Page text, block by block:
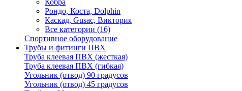
Кобра
Рондо, Коста, Dolphin
Каскад, Gusac, Виктория
Все категории (16)
Спортивное оборудование
Трубы и фитинги ПВХ
Труба клеевая ПВХ (жесткая)
Труба клеевая ПВХ (гибкая)
Угольник (отвод) 90 градусов
Угольник (отвод) 45 градусов